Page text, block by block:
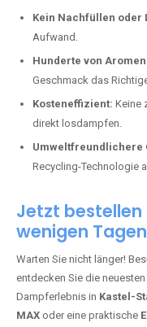
Kein Nachfüllen oder
Aufwand.
Hunderte von
Geschmack das
Kosteneffizient: Keine
direkt losdampfen.
Umweltfreundlichere
Recycling-Technologie
Jetzt bestellen
wenigen
Warten Sie nicht länger!
entdecken Sie die
Dampferlebnis in Kastel-
MAX oder eine praktische